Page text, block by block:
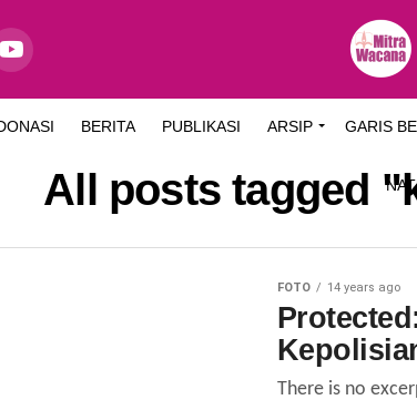
BERITA PUBLIKASI ARSIP GARIS
All posts tagged
FOTO 14 years ago
There is no